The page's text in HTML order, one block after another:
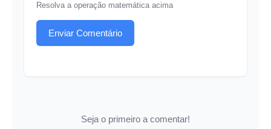
Resolva a operação matemática acima
Enviar Comentário
Seja o primeiro a comentar!